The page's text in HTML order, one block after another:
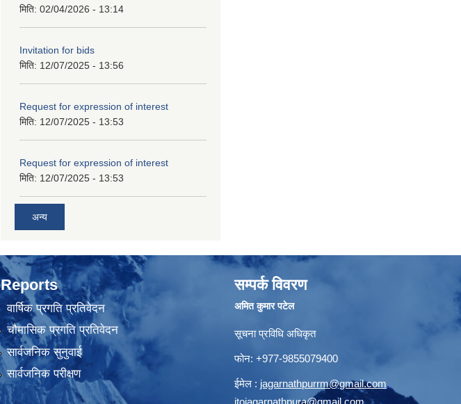
मिति: 02/04/2026 - 13:14
Invitation for bids
मिति: 12/07/2025 - 13:56
Request for expression of interest
मिति: 12/07/2025 - 13:53
Request for expression of interest
मिति: 12/07/2025 - 13:53
अन्य
Reports
वार्षिक प्रगति प्रतिवेदन
चौमासिक प्रगति प्रतिवेदन
सार्वजनिक सुनुवाई
सार्वजनिक परीक्षण
सम्पर्क विवरण
अमित कुमार पटेल
सूचना प्रविधि अधिकृत
फोन: +977-9855079400
ईमेल : jagarnathpurrm@gmail.com,